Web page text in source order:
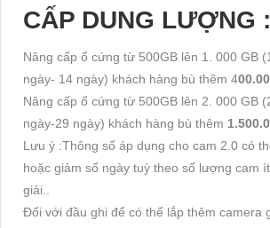
CẤP DUNG LƯỢNG :
Nâng cấp ổ cứng từ 500GB lên 1. 000 GB
ngày- 14 ngày) khách hàng bù thêm 4
Nâng cấp ổ cứng từ 500GB lên 2. 000 GB
ngày-29 ngày) khách hàng bù thêm
Lưu ý :Thông số áp dụng cho cam 2.0 có
hoặc giảm số ngày tuỳ theo số lượng cam
giải..
Đối với đầu ghi để có thể lắp thêm camera